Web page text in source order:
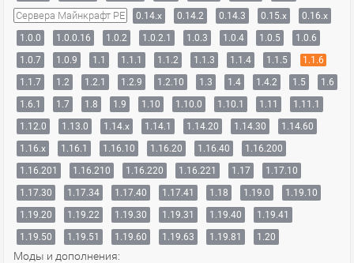
Сервера Майнкрафт PE 0.14.x 0.14.2 0.14.3 0.15.x
0.16.x
1.0.0
1.0.0.16 1.0.2 1.0.2.1 1.0.3 1.0.4 1.0.5
1.0.6
1.0.7
1.0.9 1.1 1.1.1 1.1.2 1.1.3 1.1.4 1.1.5
1.1.6
1.1.7
1.2 1.2.1 1.2.9 1.2.10 1.3 1.4 1.4.2 1.5
1.6
1.6.1
1.7 1.8 1.9 1.10 1.10.0 1.10.1 1.11
1.11.1
1.12.0
1.13.0 1.14.x 1.14.1 1.14.20 1.14.30
1.14.60
1.16.x
1.16.1 1.16.10 1.16.20 1.16.40
1.16.200
1.16.201
1.16.210 1.16.220 1.16.221 1.17
1.17.10
1.17.30
1.17.34 1.17.40 1.17.41 1.18 1.19.0
1.19.10
1.19.20
1.19.22 1.19.30 1.19.31 1.19.40
1.19.41
1.19.50
1.19.51 1.19.60 1.19.63 1.19.81 1.20
Моды и дополнения: